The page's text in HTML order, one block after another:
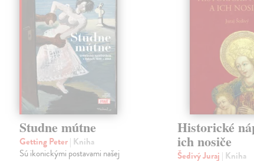
Studne mútne
Getting Peter| Kniha
Sú ikonickými postavami našej
Historické
ich nosiče
Šedivý Juraj | Kniha